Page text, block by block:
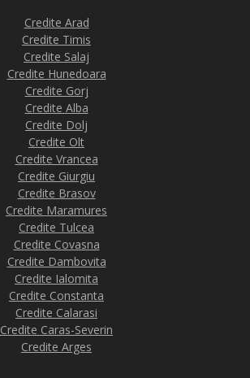
Credite Arad
Credite Timis
Credite Salaj
Credite Hunedoara
Credite Gorj
Credite Alba
Credite Dolj
Credite Olt
Credite Vrancea
Credite Giurgiu
Credite Brasov
Credite Maramures
Credite Tulcea
Credite Covasna
Credite Dambovita
Credite Ialomita
Credite Constanta
Credite Calarasi
Credite Caras-Severin
Credite Arges